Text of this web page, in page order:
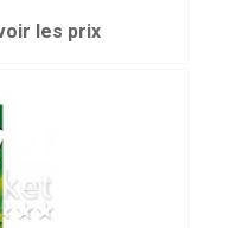
les prix